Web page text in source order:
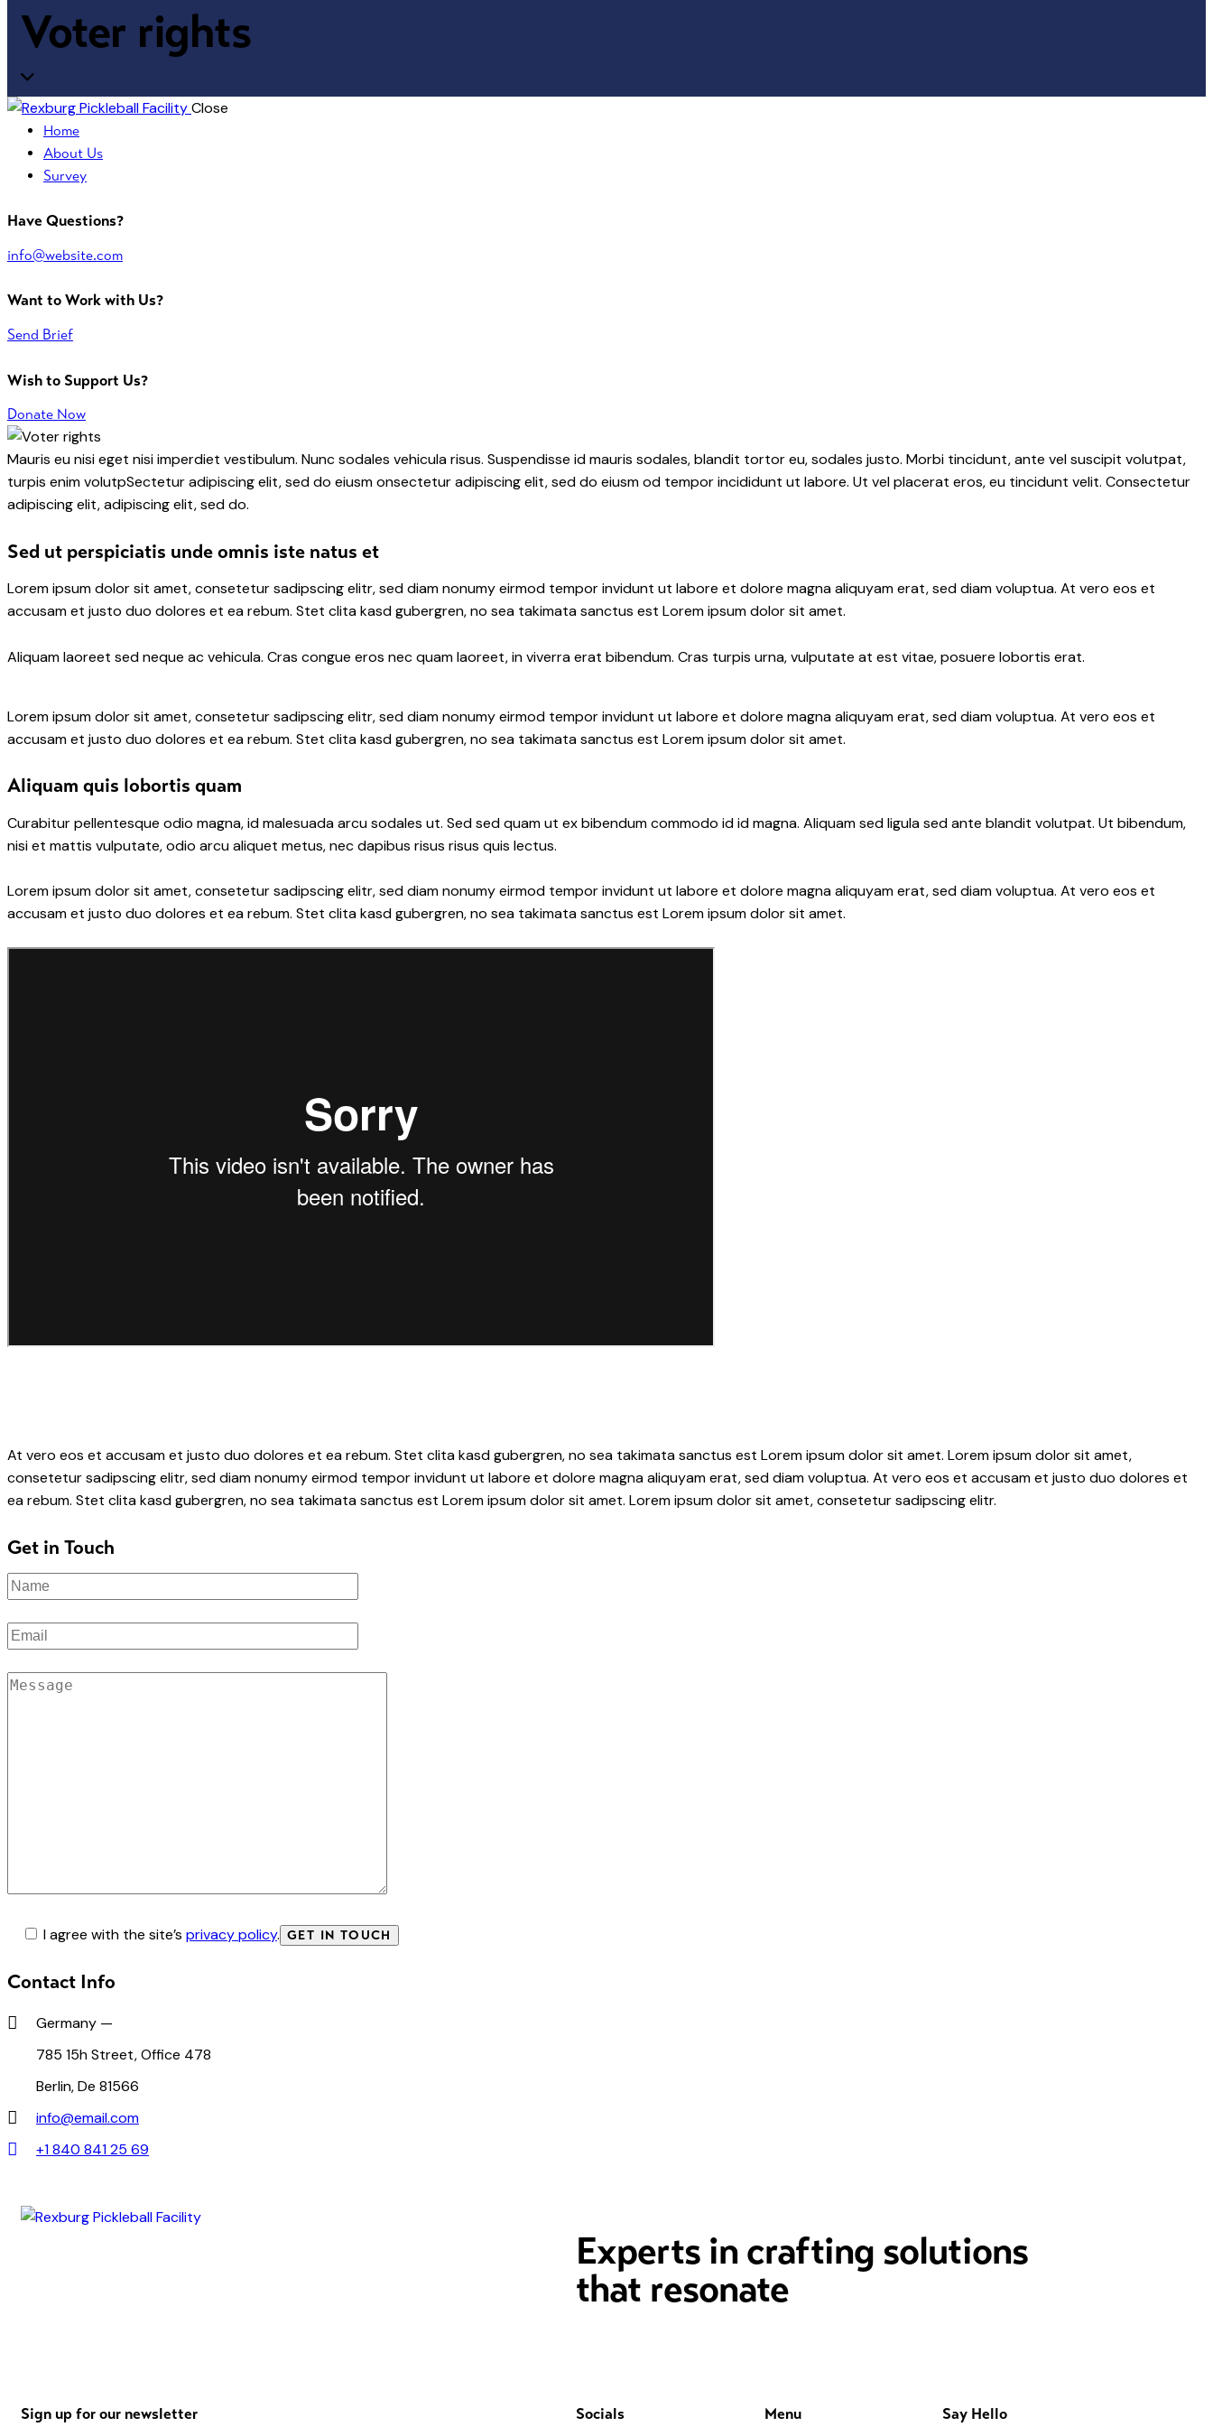
Voter rights
Close
Home
About Us
Survey
Have Questions?
info@website.com
Want to Work with Us?
Send Brief
Wish to Support Us?
Donate Now
Mauris eu nisi eget nisi imperdiet vestibulum. Nunc sodales vehicula risus. Suspendisse id mauris sodales, blandit tortor eu, sodales justo. Morbi tincidunt, ante vel suscipit volutpat,
turpis enim volutpSectetur adipiscing elit, sed do eiusm onsectetur adipiscing elit, sed do eiusm od tempor incididunt ut labore. Ut vel placerat eros, eu tincidunt velit. Consectetur
adipiscing elit, adipiscing elit, sed do.
Sed ut perspiciatis unde omnis iste natus et
Lorem ipsum dolor sit amet, consetetur sadipscing elitr, sed diam nonumy eirmod tempor invidunt ut labore et dolore magna aliquyam erat, sed diam voluptua. At vero eos et
accusam et justo duo dolores et ea rebum. Stet clita kasd gubergren, no sea takimata sanctus est Lorem ipsum dolor sit amet.
Aliquam laoreet sed neque ac vehicula. Cras congue eros nec quam laoreet, in viverra erat bibendum. Cras turpis urna, vulputate at est vitae, posuere lobortis erat.
Lorem ipsum dolor sit amet, consetetur sadipscing elitr, sed diam nonumy eirmod tempor invidunt ut labore et dolore magna aliquyam erat, sed diam voluptua. At vero eos et
accusam et justo duo dolores et ea rebum. Stet clita kasd gubergren, no sea takimata sanctus est Lorem ipsum dolor sit amet.
Aliquam quis lobortis quam
Curabitur pellentesque odio magna, id malesuada arcu sodales ut. Sed sed quam ut ex bibendum commodo id id magna. Aliquam sed ligula sed ante blandit volutpat. Ut bibendum,
nisi et mattis vulputate, odio arcu aliquet metus, nec dapibus risus risus quis lectus.
Lorem ipsum dolor sit amet, consetetur sadipscing elitr, sed diam nonumy eirmod tempor invidunt ut labore et dolore magna aliquyam erat, sed diam voluptua. At vero eos et
accusam et justo duo dolores et ea rebum. Stet clita kasd gubergren, no sea takimata sanctus est Lorem ipsum dolor sit amet.
At vero eos et accusam et justo duo dolores et ea rebum. Stet clita kasd gubergren, no sea takimata sanctus est Lorem ipsum dolor sit amet. Lorem ipsum dolor sit amet,
consetetur sadipscing elitr, sed diam nonumy eirmod tempor invidunt ut labore et dolore magna aliquyam erat, sed diam voluptua. At vero eos et accusam et justo duo dolores et
ea rebum. Stet clita kasd gubergren, no sea takimata sanctus est Lorem ipsum dolor sit amet. Lorem ipsum dolor sit amet, consetetur sadipscing elitr.
Get in Touch
I agree with the site’s privacy policy.
Contact Info
Germany —
785 15h Street, Office 478
Berlin, De 81566
info@email.com
+1 840 841 25 69
Experts in crafting solutions
that resonate
Sign up for our newsletter Socials Menu Say Hello